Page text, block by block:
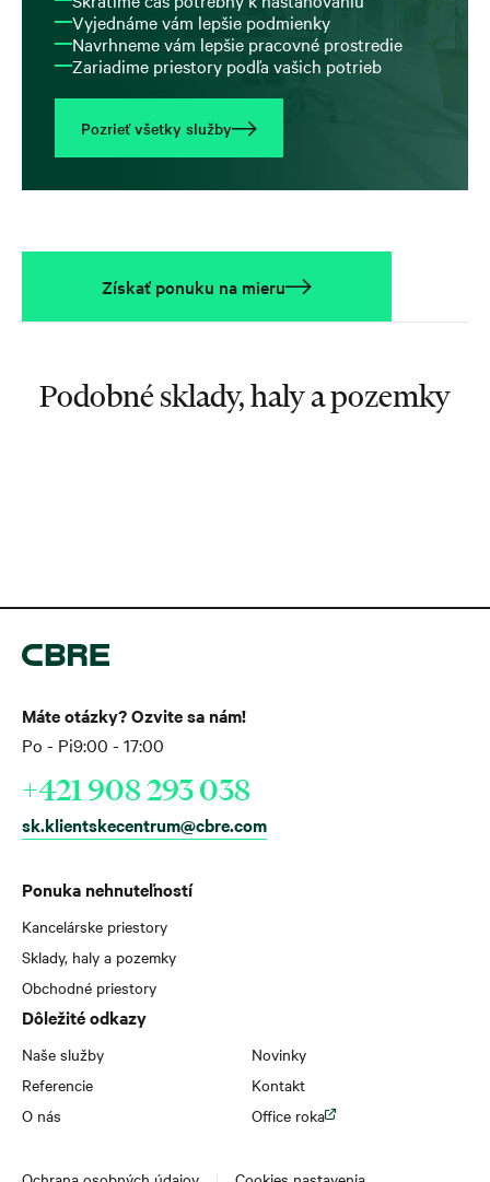
Vyjednáme vám lepšie podmienky
Navrhneme vám lepšie pracovné prostredie
Zariadime priestory podľa vašich potrieb
Pozrieť všetky služby
Získať ponuku na mieru
Podobné sklady, haly a pozemky
Ponuka nehnuteľností
Kancelárske priestory
Sklady, haly a pozemky
Obchodné priestory
Dôležité odkazy
Naše služby
Referencie
O nás
Novinky
Kontakt
Office roka
Máte otázky? Ozvite sa nám!
Po - Pi9:00 - 17:00
+421 908 293 038
sk.klientskecentrum@cbre.com